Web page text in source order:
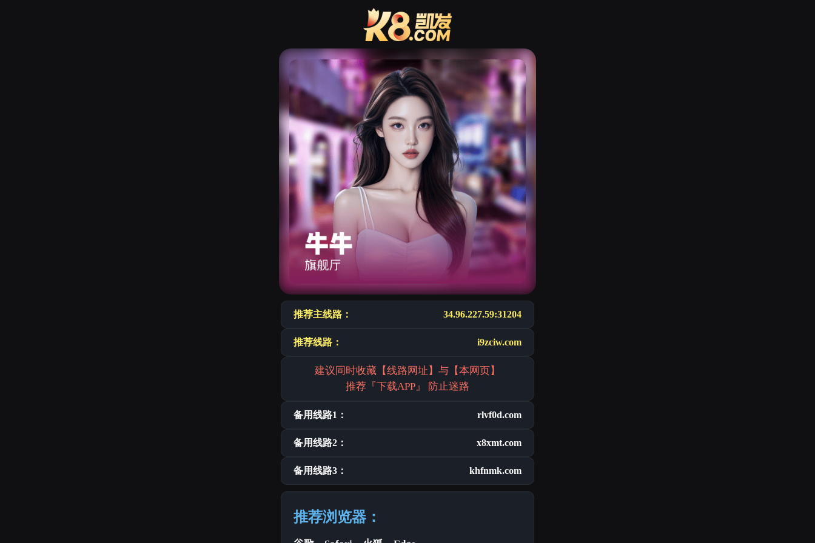
推荐主线路： 34.96.227.59:31204
推荐线路： i9zciw.com
建议同时收藏【线路网址】与【本网页】
推荐『下载APP』 防止迷路
备用线路1： rlvf0d.com
备用线路2： x8xmt.com
备用线路3： khfnmk.com
推荐浏览器：